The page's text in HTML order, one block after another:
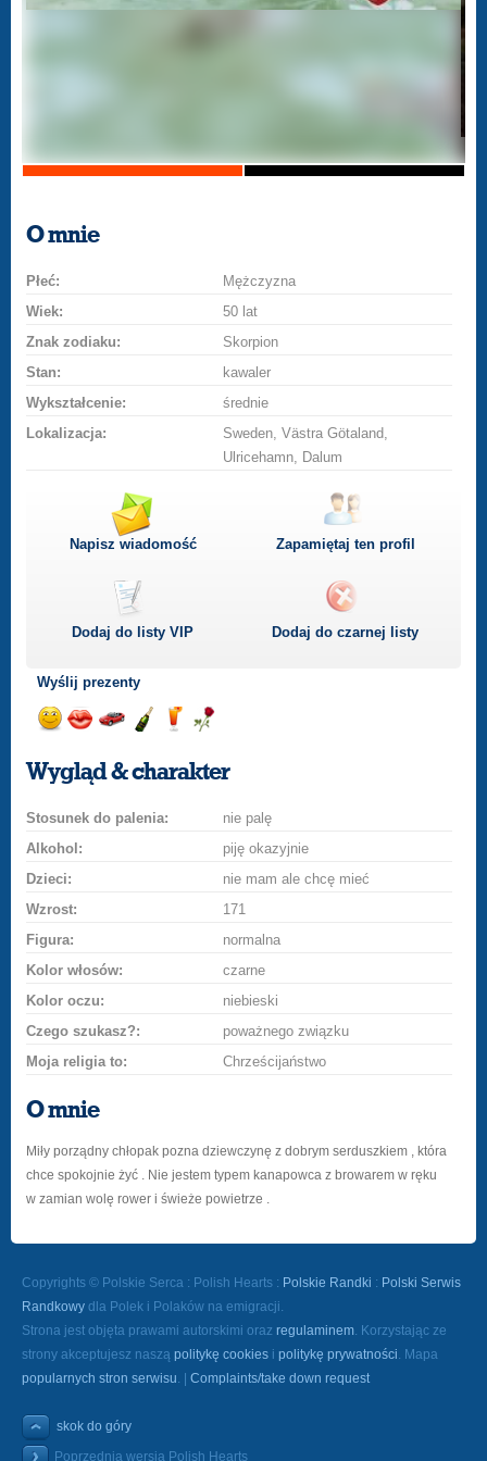
O mnie
Płeć:
Mężczyzna
Wiek:
50 lat
Znak zodiaku:
Skorpion
Stan:
kawaler
Wykształcenie:
średnie
Lokalizacja:
Sweden, Västra Götaland,
Ulricehamn, Dalum
Napisz wiadomość Zapamiętaj ten profil
Dodaj do listyVIP Dodaj do czarnej listy
Wyślij prezenty
uśmiech
buziakasamochodem
szampana
drinka
różę
Wygląd & charakter
Stosunek do palenia:
nie palę
Alkohol:
piję okazyjnie
Dzieci:
nie mam ale chcę mieć
Wzrost:
171
Figura:
normalna
Kolor włosów:
czarne
Kolor oczu:
niebieski
Czego szukasz?:
poważnego związku
Moja religia to:
Chrześcijaństwo
O mnie
Miły porządny chłopak pozna dziewczynę z dobrym serduszkiem , która
chce spokojnie żyć . Nie jestem typem kanapowca z browarem w ręku
w zamian wolę rower i świeże powietrze .
Copyrights © Polskie Serca : Polish Hearts : Polskie Randki : Polski Serwis
Randkowy dla Polek i Polaków na emigracji.
Strona jest objęta prawami autorskimi oraz regulaminem. Korzystając ze
strony akceptujesz naszą politykę cookies i politykę prywatności. Mapa
popularnych stron serwisu. | Complaints/take down request
skok do góry
Poprzednia wersja Polish Hearts